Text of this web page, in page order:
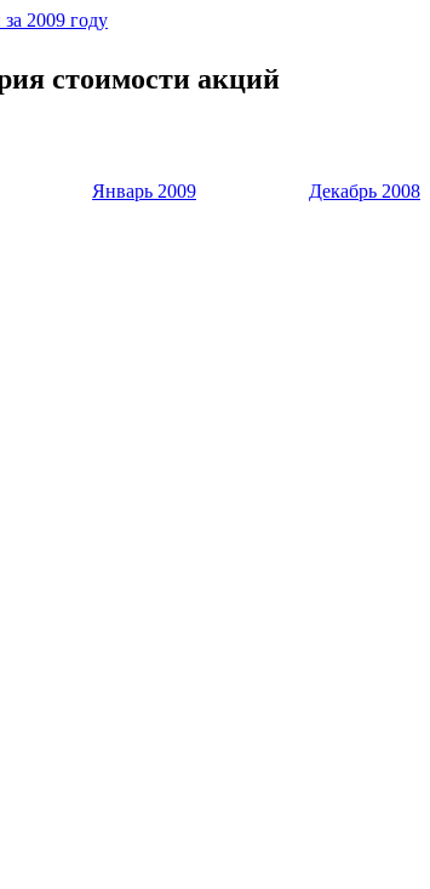
2009 году
стоимости акций
Январь 2009 Декабрь 2008